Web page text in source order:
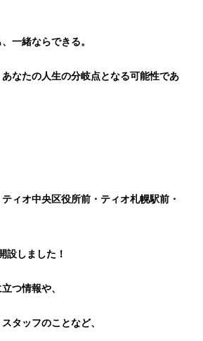
一緒ならできる。
なたの人生の分岐点となる可能性であ
ィオ中央区役所前・ティオ札幌駅前・
設しました！
つ情報や、
スタッフのことなど、